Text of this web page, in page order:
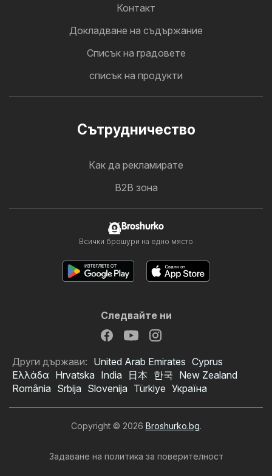
Контакт
Докладване на съдържание
Cписък на градовете
списък на продукти
Cътрудничество
Как да рекламирате
B2B зона
Broshurko
Всички брошури на едно място
Следвайте ни
Други държави: United Arab Emirates Cyprus
Ελλάδα Hrvatska India 日本 한국 New Zealand
România Srbija Slovenija Türkiye Україна
Copyright © 2026 Broshurko.bg.
Задаване на политика за поверителност